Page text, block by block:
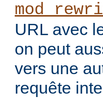
URL avec
on peut
vers une
requête